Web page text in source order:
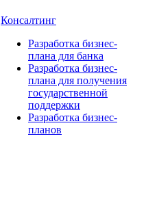
Консалтинг
Разработка бизнес-
плана для банка
Разработка бизнес-
плана для получения
государственной
поддержки
Разработка бизнес-
планов